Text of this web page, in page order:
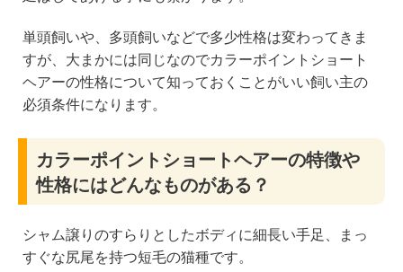
単頭飼いや、多頭飼いなどで多少性格は変わってきま
すが、大まかには同じなのでカラーポイントショート
ヘアーの性格について知っておくことがいい飼い主の
必須条件になります。
カラーポイントショートヘアーの特徴や
性格にはどんなものがある？
シャム譲りのすらりとしたボディに細長い手足、まっ
すぐな尻尾を持つ短毛の猫種です。